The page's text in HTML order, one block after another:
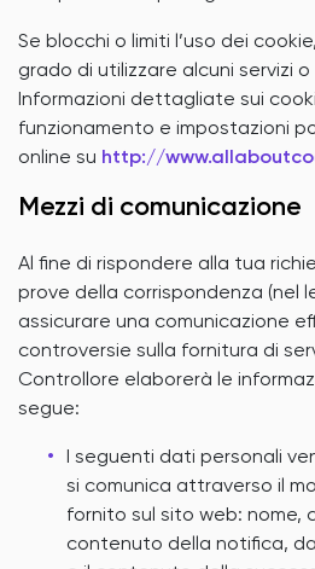
Se blocchi o limiti l’uso dei
grado di utilizzare alcuni servizi
Informazioni dettagliate sui
funzionamento e impostazioni
online su http://
Mezzi di comunicazione
Al fine di rispondere alla tua
prove della corrispondenza (nel
assicurare una comunicazione
controversie sulla fornitura di
Controllore elaborerà le
segue:
I seguenti dati personali
si comunica attraverso il
fornito sul sito web: nome,
contenuto della notifica,